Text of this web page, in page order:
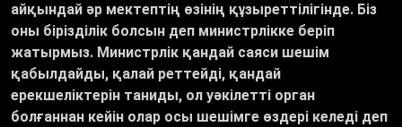
айқындай әр мектептің өзінің құзыреттілігінде. Біз
оны бірізділік болсын деп министрлікке беріп
жатырмыз. Министрлік қандай саяси шешім
қабылдайды, қалай реттейді, қандай
ерекшеліктерін таниды, ол уәкілетті орган
болғаннан кейін олар осы шешімге өздері келеді деп